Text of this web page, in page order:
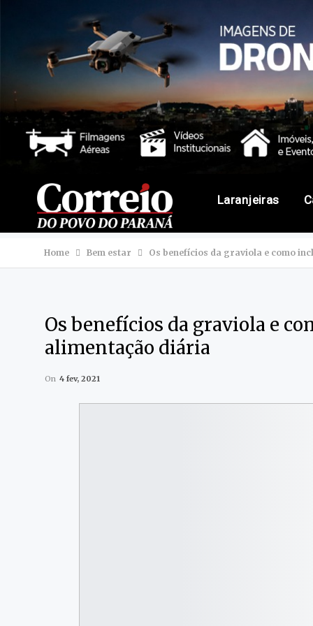
Laranjeiras
Home Bem estar Os benefícios da graviola e como
Os benefícios da graviola e
alimentação diária
On 4 fev, 2021